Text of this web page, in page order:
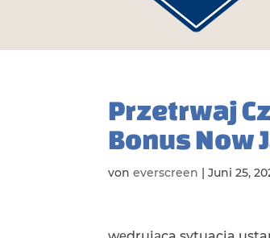
Przetrwaj
Bonus Now
voneverscreen |Juni 25,